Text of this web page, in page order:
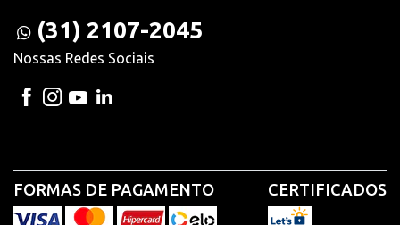
(31) 2107-2045
Nossas Redes Sociais
FORMAS DE PAGAMENTO CERTIFICADOS